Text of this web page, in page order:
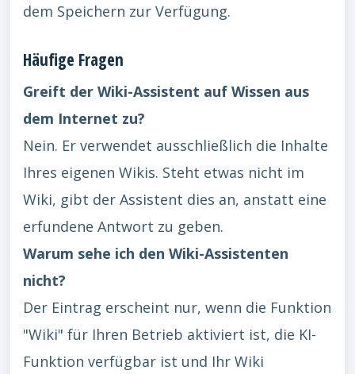
dem Speichern zur Verfügung.
Häufige Fragen
Greift der Wiki-Assistent auf Wissen aus
dem Internet zu?
Nein. Er verwendet ausschließlich die Inhalte
Ihres eigenen Wikis. Steht etwas nicht im
Wiki, gibt der Assistent dies an, anstatt eine
erfundene Antwort zu geben.
Warum sehe ich den Wiki-Assistenten
nicht?
Der Eintrag erscheint nur, wenn die Funktion
"Wiki" für Ihren Betrieb aktiviert ist, die KI-
Funktion verfügbar ist und Ihr Wiki